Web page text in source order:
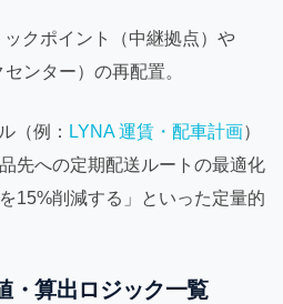
ックポイント（中継拠点）や
ンター）の再配置。
（例： LYNA 運賃・配車計画）
先への定期配送ルートの最適化
15%削減する」といった定量的
・算出ロジック一覧